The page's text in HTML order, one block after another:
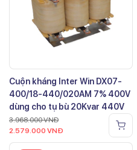
Cuộn kháng Inter Win DX07-
400/18-440/020AM 7% 400V
dùng cho tụ bù 20Kvar 440V
3.968.000VNĐ
2.579.000 VNĐ